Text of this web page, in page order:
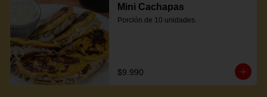
Mini Cachapas
Porción de 10 unidades.
$9.990